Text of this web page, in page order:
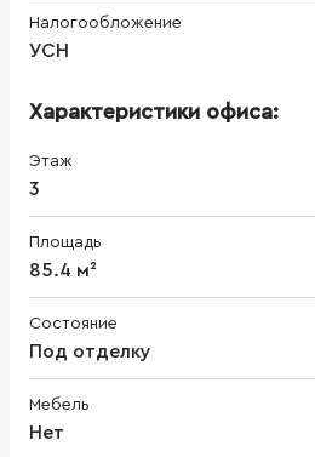
Налогообложение
УСН
Характеристики офиса:
Этаж
3
Площадь
85.4 м²
Состояние
Под отделку
Мебель
Нет